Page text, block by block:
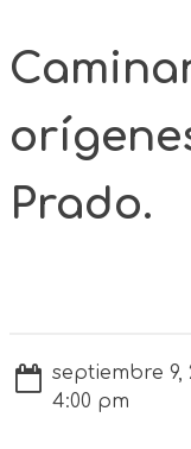
Prado.
septiembre 9,
4:00 pm